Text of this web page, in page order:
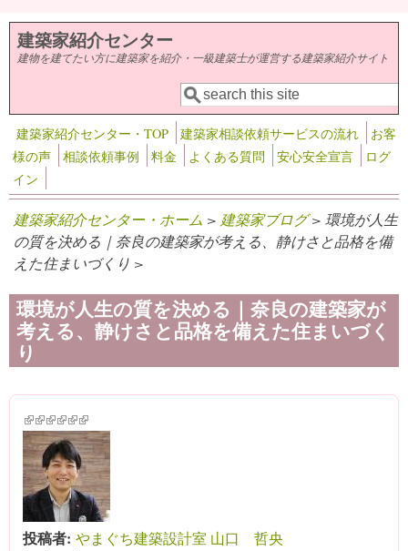
メインコンテンツに移動
建築家紹介センター
建物を建てたい方に建築家を紹介・一級建築士が運営する建築家紹介サイト
検索フォーム
検索
建築家紹介センター・TOP 建築家相談依頼サービスの流れ
お客
様の声
相談依頼事例 料金 よくある質問 安心安全宣言
ログ
イン
建築家紹介センター・ホーム > 建築家ブログ> 環境が人生
の質を決める｜奈良の建築家が考える、静けさと品格を備
えた住まいづくり >
環境が人生の質を決める｜奈良の建築家が
考える、静けさと品格を備えた住まいづく
り
(link is external)
(link is external)
(link is external)
(link is external)
(link is external)
(link is external)
投稿者: やまぐち建築設計室 山口 哲央